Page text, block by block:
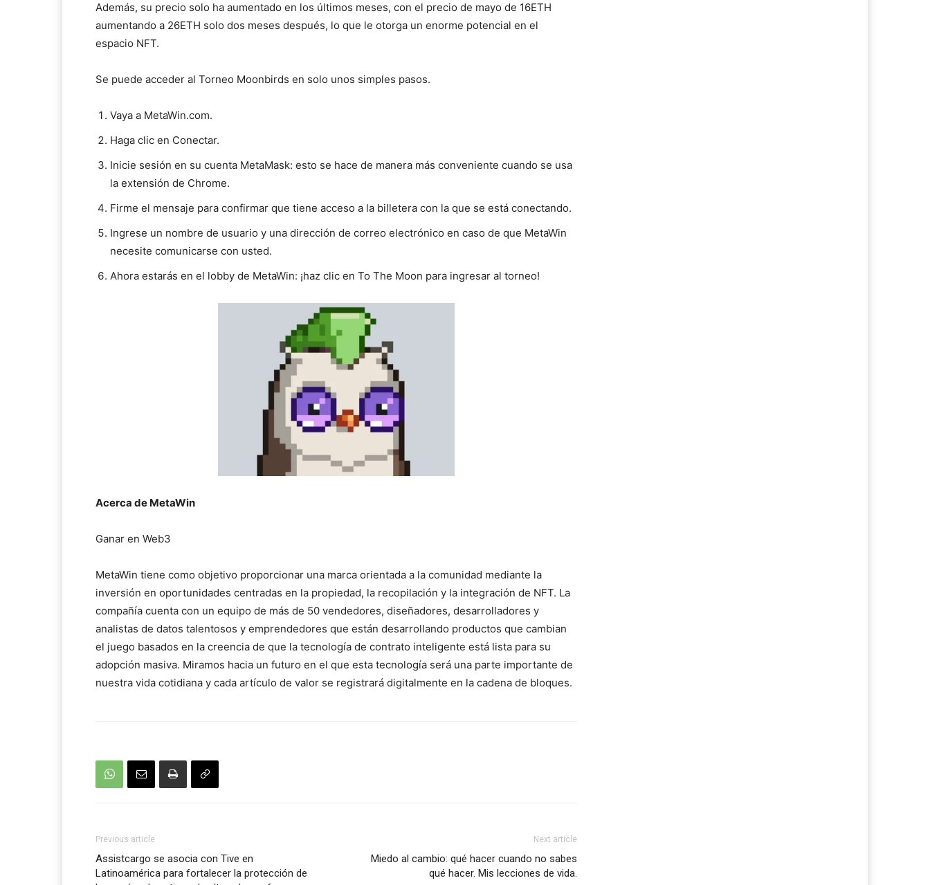
Además, su precio solo ha aumentado en los últimos meses, con el precio de mayo de 16ETH
aumentando a 26ETH solo dos meses después, lo que le otorga un enorme potencial en el
espacio NFT.
Se puede acceder al Torneo Moonbirds en solo unos simples pasos.
Vaya a MetaWin.com.
Haga clic en Conectar.
Inicie sesión en su cuenta MetaMask: esto se hace de manera más conveniente cuando se usa
la extensión de Chrome.
Firme el mensaje para confirmar que tiene acceso a la billetera con la que se está conectando.
Ingrese un nombre de usuario y una dirección de correo electrónico en caso de que MetaWin
necesite comunicarse con usted.
Ahora estarás en el lobby de MetaWin: ¡haz clic en To The Moon para ingresar al torneo!
Acerca de MetaWin
Ganar en Web3
MetaWin tiene como objetivo proporcionar una marca orientada a la comunidad mediante la
inversión en oportunidades centradas en la propiedad, la recopilación y la integración de NFT. La
compañía cuenta con un equipo de más de 50 vendedores, diseñadores, desarrolladores y
analistas de datos talentosos y emprendedores que están desarrollando productos que cambian
el juego basados ​​en la creencia de que la tecnología de contrato inteligente está lista para su
adopción masiva. Miramos hacia un futuro en el que esta tecnología será una parte importante de
nuestra vida cotidiana y cada artículo de valor se registrará digitalmente en la cadena de bloques.
Previous article
Assistcargo se asocia con Tive en
Latinoamérica para fortalecer la protección de
Next article
Miedo al cambio: qué hacer cuando no sabes
qué hacer. Mis lecciones de vida.